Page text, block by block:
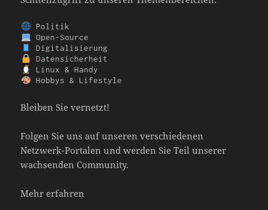
Hobbys & Lifestyle
Bleiben Sie vernetzt!
Folgen Sie uns auf unseren verschiedenen
Netzwerk-Portalen und werden Sie Teil unserer
wachsenden Community.
Mehr erfahren